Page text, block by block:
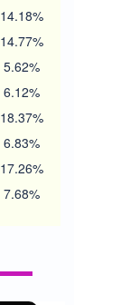
14.18%
14.77%
5.62%
6.12%
18.37%
6.83%
17.26%
7.68%